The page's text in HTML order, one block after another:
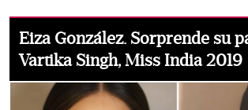
Eiza González. Sorprende su
Vartika Singh, Miss India 2019